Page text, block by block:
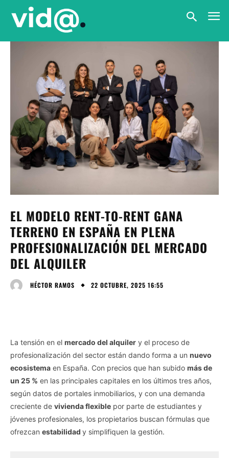
EL MODELO RENT-TO-RENT GANA
TERRENO EN ESPAÑA EN PLENA
PROFESIONALIZACIÓN DEL MERCADO
DEL ALQUILER
HÉCTOR RAMOS 22 OCTUBRE, 2025 16:55
La tensión en el mercado del alquiler y el proceso de
profesionalización del sector están dando forma a un nuevo
ecosistema en España. Con precios que han subido más de
un 25 % en las principales capitales en los últimos tres años,
según datos de portales inmobiliarios, y con una demanda
creciente de vivienda flexible por parte de estudiantes y
jóvenes profesionales, los propietarios buscan fórmulas que
ofrezcan estabilidad y simplifiquen la gestión.